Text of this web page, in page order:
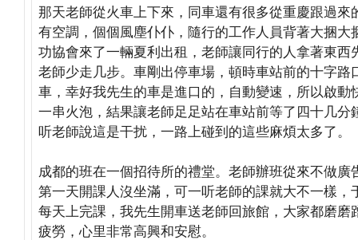
那天老師從火車上下來，同車還有很多從重慶跟過
有空調，個個風塵仆仆，隨行的工作人員背著大捆
功協會來了一輛夏利出租，老師讓同行的人拿著東
老師少走几步。車剛出停車場，頓時車站前的十字
車，幸好我先生的車是進口的，自動變速，所以啟
一串火泡，結果讓老師足足站在車站前等了四十几
听老師說這是干扰，一路上碰到的這些麻煩太多了。
成都的班在一個招待所的禮堂。老師辦班從來不做
第一天開課人沒坐滿，可一听老師的課就大不一樣
每天上完課，我先生開車送老師回旅館，大家都磨
疲勞，心里非常高興和安慰。